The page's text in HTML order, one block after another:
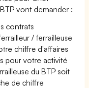
vont demander :
contrats
/ ferrailleuse
chiffre d'affaires
pour votre activité
du BTP soit
de chiffre